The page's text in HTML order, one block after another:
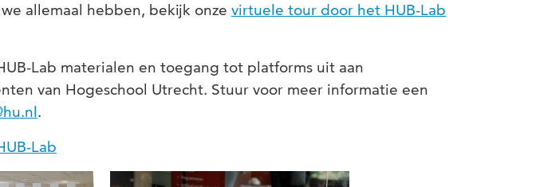
allemaal hebben, bekijk onze virtuele tour door het HUB-Lab
Lab materialen en toegang tot platforms uit aan
van Hogeschool Utrecht. Stuur voor meer informatie een
.
Lab